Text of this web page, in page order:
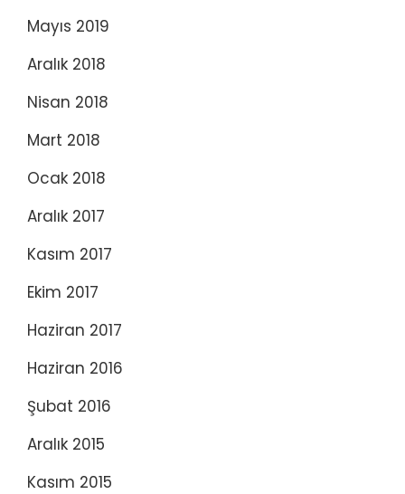
Mayıs 2019
Aralık 2018
Nisan 2018
Mart 2018
Ocak 2018
Aralık 2017
Kasım 2017
Ekim 2017
Haziran 2017
Haziran 2016
Şubat 2016
Aralık 2015
Kasım 2015